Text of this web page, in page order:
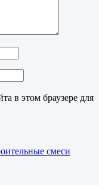
в этом браузере для
смеси